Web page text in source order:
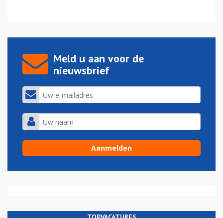
Meld u aan voor de
nieuwsbrief